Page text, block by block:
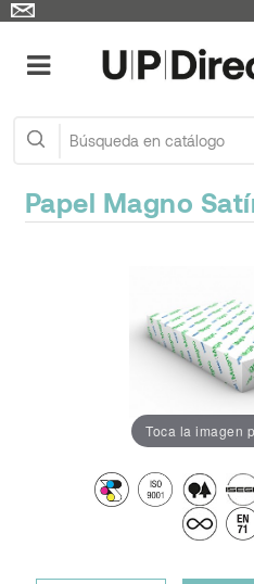
Papel Magno
Toca la imagen